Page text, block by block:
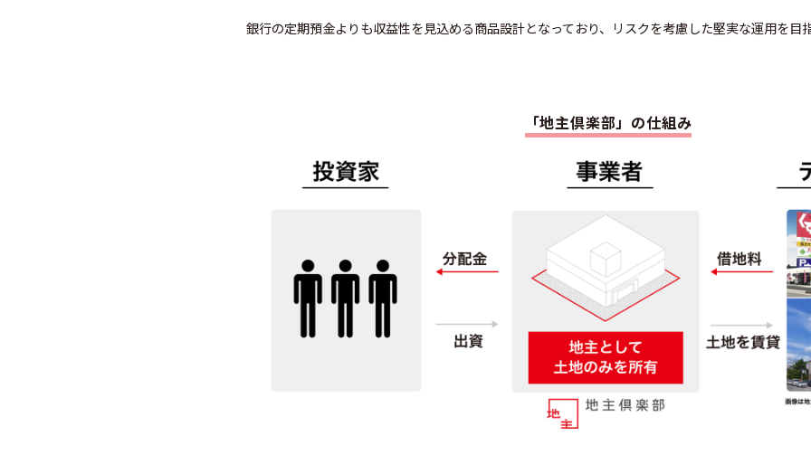
銀行の定期預金よりも収益性を見込める商品設計となっており、リスクを考慮した堅実な運用を目指
「地主倶楽部」の仕組み